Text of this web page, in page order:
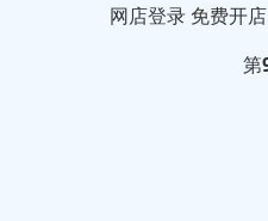
网店登录 免费开店
第